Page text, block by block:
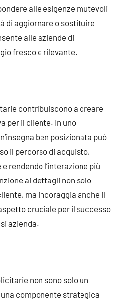
alle esigenze mutevoli
di aggiornare o sostituire
alle aziende di
fresco e rilevante.
contribuiscono a creare
per il cliente. In uno
ben posizionata può
il percorso di acquisto,
rendendo l’interazione più
ai dettagli non solo
ma incoraggia anche il
cruciale per il successo
azienda.
non sono solo un
componente strategica